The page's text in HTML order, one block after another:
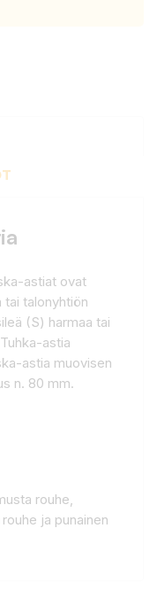
astiat ovat
tai talonyhtiön
(S) harmaa tai
astia
astia muovisen
n. 80 mm.
rouhe,
ja punainen